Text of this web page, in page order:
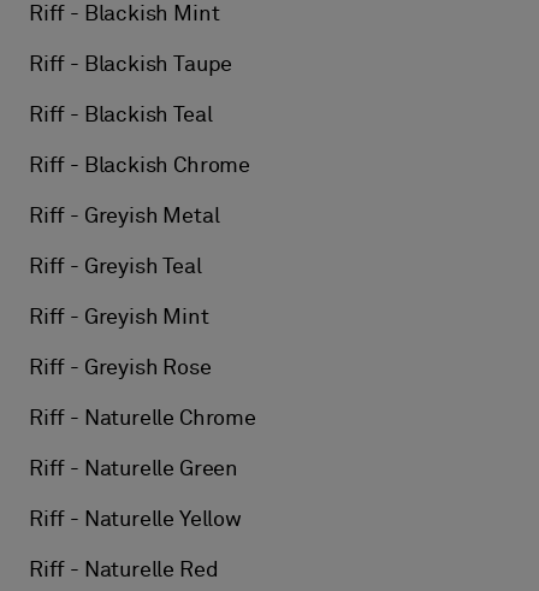
Riff - Blackish Mint
Riff - Blackish Taupe
Riff - Blackish Teal
Riff - Blackish Chrome
Riff - Greyish Metal
Riff - Greyish Teal
Riff - Greyish Mint
Riff - Greyish Rose
Riff - Naturelle Chrome
Riff - Naturelle Green
Riff - Naturelle Yellow
Riff - Naturelle Red